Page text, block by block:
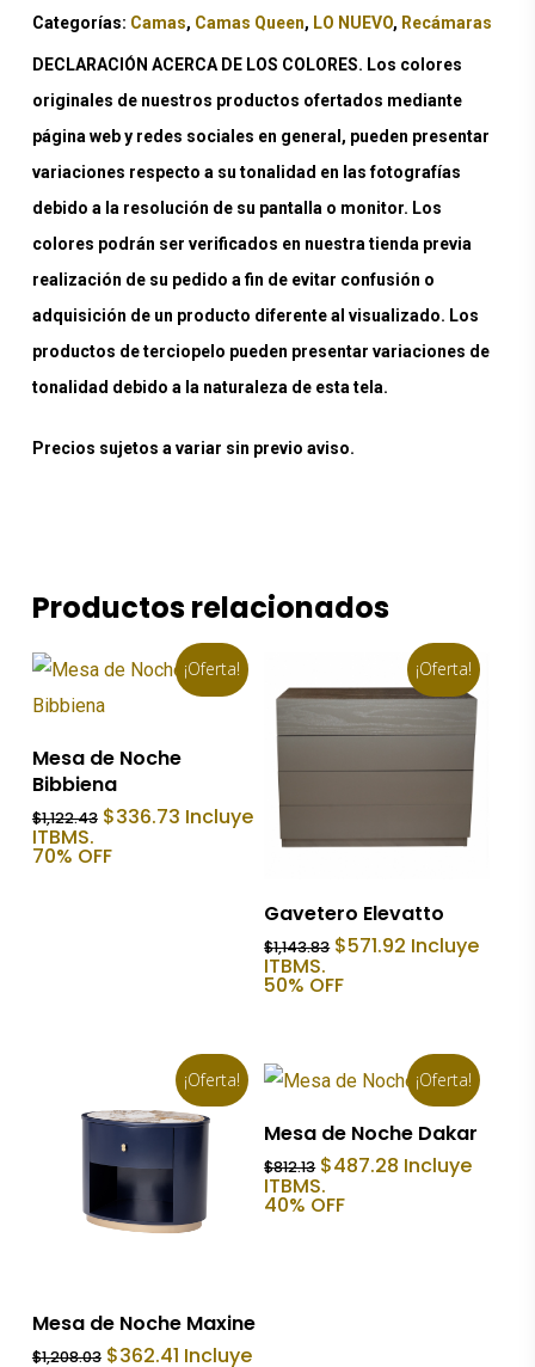
Categorías: Camas, Camas Queen, LO NUEVO, Recámaras
DECLARACIÓN ACERCA DE LOS COLORES. Los colores
originales de nuestros productos ofertados mediante
página web y redes sociales en general, pueden presentar
variaciones respecto a su tonalidad en las fotografías
debido a la resolución de su pantalla o monitor. Los
colores podrán ser verificados en nuestra tienda previa
realización de su pedido a fin de evitar confusión o
adquisición de un producto diferente al visualizado. Los
productos de terciopelo pueden presentar variaciones de
tonalidad debido a la naturaleza de esta tela.
Precios sujetos a variar sin previo aviso.
Productos relacionados
¡Oferta!
Añadir Al Carrito
Mesa de Noche
Bibbiena
$1,122.43 El
original
$336.73El
precio
Incluye
ITBMS.
70% OFF
¡Oferta!
Añadir Al Carrito
Gavetero Elevatto
$1,143.83 El
original
$571.92 El
precio
Incluye
ITBMS.
50% OFF
¡Oferta!
Añadir Al Carrito
Mesa de Noche Maxine
$1,208.03 El
$362.41ElIncluye
¡Oferta!
Añadir Al Carrito
Mesa de Noche Dakar
$812.13 El
precio
original
$487.28 El
precio
Incluye
ITBMS.
40% OFF